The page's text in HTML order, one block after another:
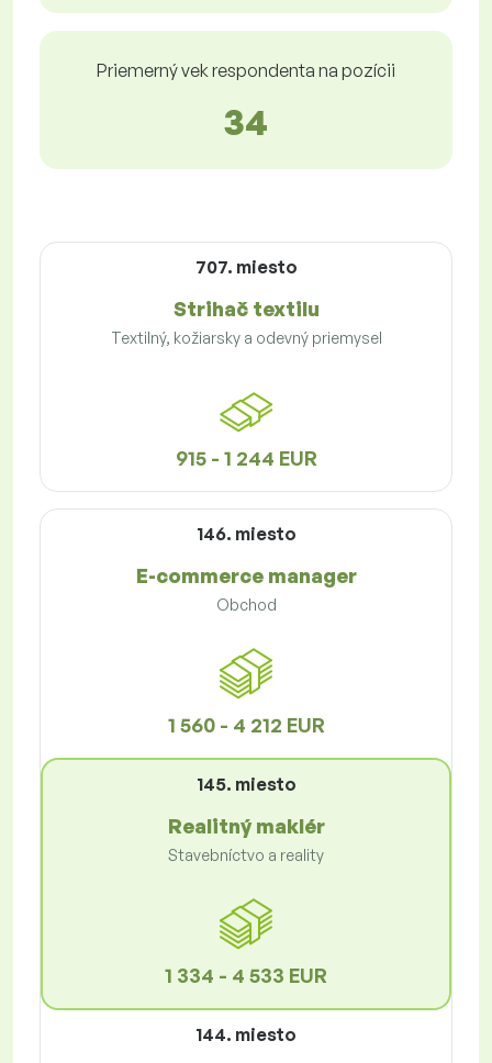
Priemerný vek respondenta na pozícii
34
707. miesto
Strihač textilu
Textilný, kožiarsky a odevný priemysel
915 - 1 244 EUR
146. miesto
E-commerce manager
Obchod
1 560 - 4 212 EUR
145. miesto
Realitný maklér
Stavebníctvo a reality
1 334 - 4 533 EUR
144. miesto